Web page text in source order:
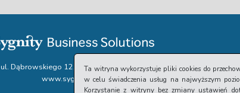
ul. Dąbrowskiego 12, 65-021 Zielona Góra
www.sygnitysbs.pl
Ta witryna wykorzystuje pliki cookies do
w celu świadczenia usług na najwyższym
Korzystanie z witryny bez zmiany ustawień